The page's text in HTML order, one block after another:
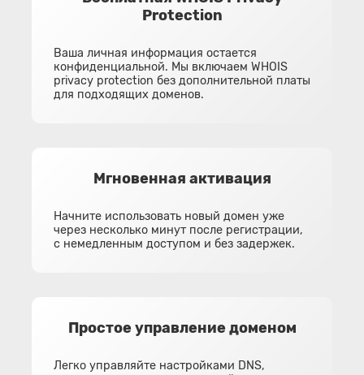
Protection
Ваша личная информация остается
конфиденциальной. Мы включаем WHOIS
privacy protection без дополнительной платы
для подходящих доменов.
Мгновенная активация
Начните использовать новый домен уже
через несколько минут после регистрации,
с немедленным доступом и без задержек.
Простое управление доменом
Легко управляйте настройками DNS,